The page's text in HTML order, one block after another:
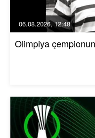
06.08.2026, 12:48
Olimpiya